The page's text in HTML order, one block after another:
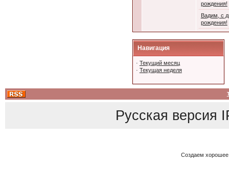
рождения!
Вадим, с
рождения!
Навигация
· Текущий месяц
· Текущая неделя
Русская версия
Создаем